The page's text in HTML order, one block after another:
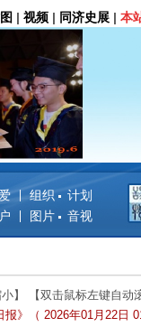
| 视频 | 同济史展 | 本
组织 计划
图片 音视
】 【双击鼠标左键自动
报》（ 2026年01月22日